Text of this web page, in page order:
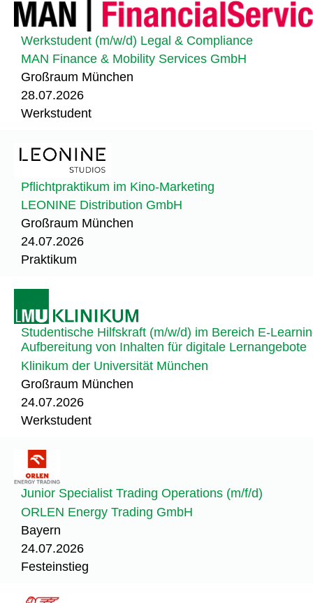
Werkstudent (m/w/d) Legal & Compliance
MAN Finance & Mobility Services GmbH
Großraum München
28.07.2026
Werkstudent
Pflichtpraktikum im Kino-Marketing
LEONINE Distribution GmbH
Großraum München
24.07.2026
Praktikum
Studentische Hilfskraft (m/w/d) im Bereich E-
Aufbereitung von Inhalten für digitale Lernangebote
Klinikum der Universität München
Großraum München
24.07.2026
Werkstudent
Junior Specialist Trading Operations (m/f/d)
ORLEN Energy Trading GmbH
Bayern
24.07.2026
Festeinstieg